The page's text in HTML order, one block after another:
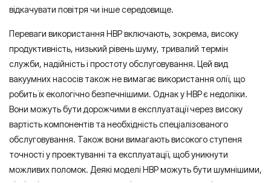
відкачувати повітря чи інше середовище.
Переваги використання НВР включають, зокрема, високу
продуктивність, низький рівень шуму, тривалий термін
служби, надійність і простоту обслуговування. Цей вид
вакуумних насосів також не вимагає використання олії, що
робить їх екологічно безпечнішими. Однак у НВР є недоліки.
Вони можуть бути дорожчими в експлуатації через високу
вартість компонентів та необхідність спеціалізованого
обслуговування. Також вони вимагають високого ступеня
точності у проектуванні та експлуатації, щоб уникнути
можливих поломок. Деякі моделі НВР можуть бути шумнішими,